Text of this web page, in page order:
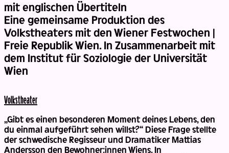
mit englischen Übertiteln
Eine gemeinsame Produktion des
Volkstheaters mit den Wiener Festwochen |
Freie Republik Wien. In Zusammenarbeit mit
dem Institut für Soziologie der Universität
Wien
Volks­theater
„Gibt es einen besonderen Moment deines Lebens, den
du einmal aufgeführt sehen willst?“ Diese Frage stellte
der schwedische Regisseur und Dramatiker Mattias
Andersson den Bewohner:innen Wiens. In